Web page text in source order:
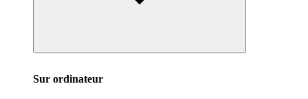
Sur ordinateur